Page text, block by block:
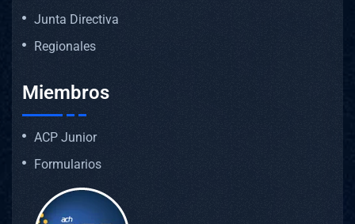
Junta Directiva
Regionales
Miembros
ACP Junior
Formularios